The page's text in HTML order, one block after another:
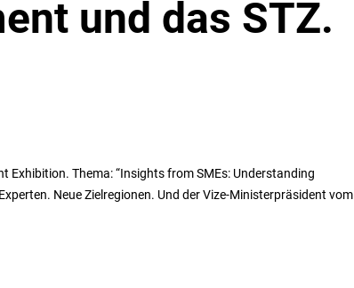
und das STZ.
Thema: “Insights from SMEs: Understanding
Neue Zielregionen. Und der Vize-Ministerpräsident vom